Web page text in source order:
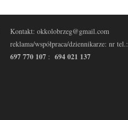
Kontakt: okkolobrzeg@gmail.com
reklama/współpraca/dziennikarze: nr tel.:
697 770 107 : 694 021 137